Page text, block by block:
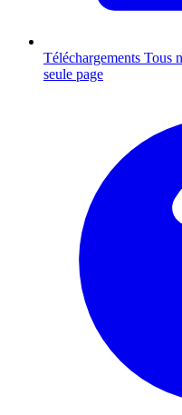
Téléchargements Tous
seule page